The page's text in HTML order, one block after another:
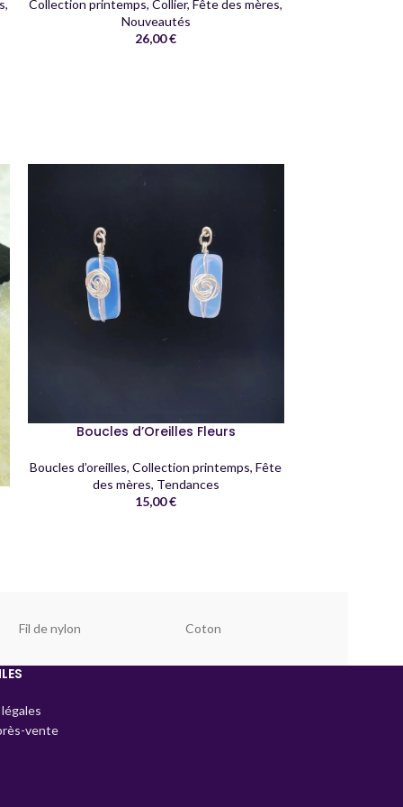
,
Collection printemps,Collier,Fête des mères,
Nouveautés
26,00€
Boucles d’Oreilles Fleurs
Boucles d’oreilles,Collection printemps,Fête
des mères, Tendances
15,00€
Fil de nylon Coton
vente